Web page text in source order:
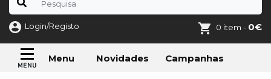
Login/Registo 0 item - 0€
Menu Novidades Campanhas